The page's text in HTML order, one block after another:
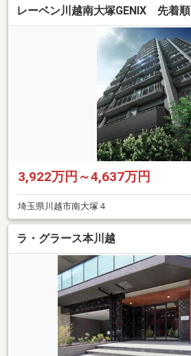
レーベン川越南大塚GENIX 先着順
3,922万円～4,637万円
埼玉県川越市南大塚４
ラ・グラース本川越